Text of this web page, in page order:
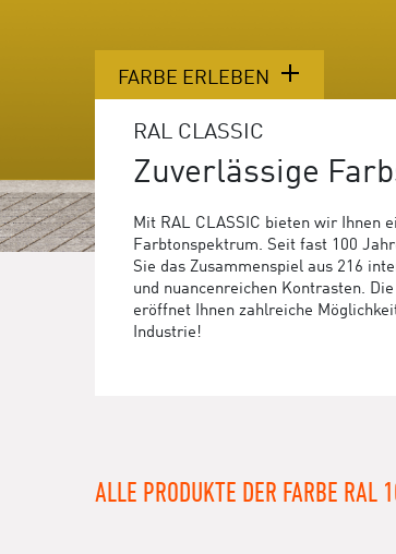
FARBE ERLEBEN
RAL CLASSIC
Zuverlässige
Mit RAL CLASSIC bieten wir Ihnen
Farbtonspektrum. Seit fast 100
Sie das Zusammenspiel aus 216
und nuancenreichen Kontrasten.
eröffnet Ihnen zahlreiche
Industrie!
ALLE PRODUKTE DER FARBE RAL